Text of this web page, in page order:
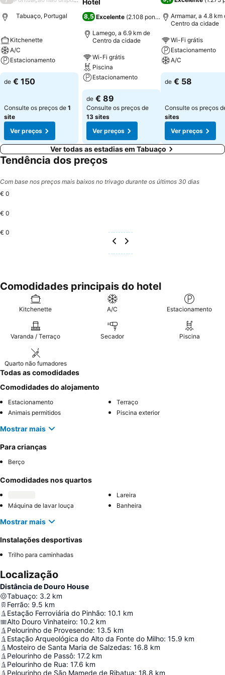
Tabuaço, Portugal
Kitchenette
A/C
Estacionamento
de € 150
Consulte os preços de 1
site
Ver preços
Hotel
8,5 Excelente (2.108 pontuações)
Lamego, a 6.9 km de
Centro da cidade
Wi-Fi grátis
Piscina
Estacionamento
de € 89
Consulte os preços de
13 sites
Ver preços
Armamar, a 4.8 km
Centro da cidade
Wi-Fi grátis
Estacionamento
A/C
de € 58
Consulte os preços
sites
Ver preços
Ver todas as estadias em Tabuaço
Tendência dos preços
Com base nos preços mais baixos no trivago durante os últimos 30 dias
€ 0
€ 0
€ 0
Comodidades principais do hotel
Kitchenette A/C Estacionamento
Varanda / Terraço Secador Piscina
Quarto não fumadores
Todas as comodidades
Comodidades do alojamento
Estacionamento
Terraço
Animais permitidos
Piscina exterior
Mostrar mais
Para crianças
Berço
Comodidades nos quartos
Lareira
Máquina de lavar louça
Banheira
Mostrar mais
Instalações desportivas
Trilho para caminhadas
Localização
Distância de Douro House
Tabuaço: 3.2 km
Ferrão: 9.5 km
Estação Ferroviária do Pinhão: 10.1 km
Alto Douro Vinhateiro: 10.2 km
Pelourinho de Provesende: 13.5 km
Estação Arqueológica do Alto da Fonte do Milho: 15.9 km
Mosteiro de Santa Maria de Salzedas: 16.8 km
Pelourinho de Passô: 17.2 km
Pelourinho de Rua: 17.6 km
Pelourinho de São Mamede de Ribatua: 18.8 km